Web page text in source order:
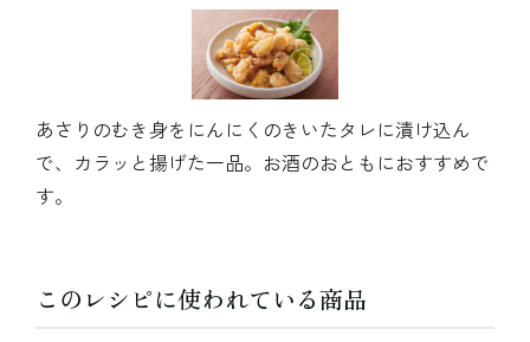
あさりのむき身をにんにくのきいたタレに漬け込ん
で、カラッと揚げた一品。お酒のおともにおすすめで
す。
このレシピに使われている商品